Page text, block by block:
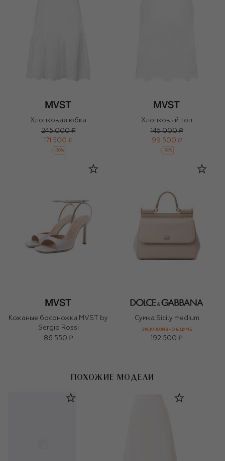
Хлопковая юбка
245 000 ₽
171 500 ₽
-30%
Хлопковый топ
145 000 ₽
99 500 ₽
-30%
Кожаные босоножки MVST by
Sergio Rossi
86 550 ₽
Сумка Sicily medium
ЭКСКЛЮЗИВНО В ЦУМЕ
192 500 ₽
ПОХОЖИЕ МОДЕЛИ